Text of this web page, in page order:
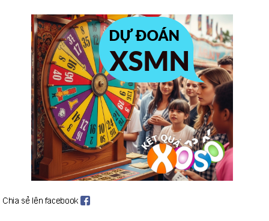
thẩm phán liên bang kết tội tham gia vào vòng vây gián điệp
của Liên Xô do anh trai John Walker điều hành (ngày 9 tháng
Dự luật cân đối ngân sách của Hoa Kỳ được ban hành (ngày
12 tháng 12).
Ngày sinh Curtis Grimes (18-11) trong lịch sử
Ngày 18-11 năm 1820:Thuyền trưởng Nathaniel Palmer
khám phá vùng đất Nam Cực.
Ngày 18-11 năm 1883:Thời gian chuẩn bắt đầu ở Hoa Kỳ.
Ngày 18-11 năm 1886:Chester A. Arthur, tổng thống thứ 21
của Hoa Kỳ (1881–1885), qua đời tại New York ở tuổi 56.